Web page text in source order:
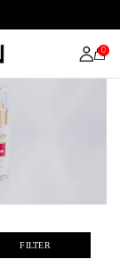
0
FILTER